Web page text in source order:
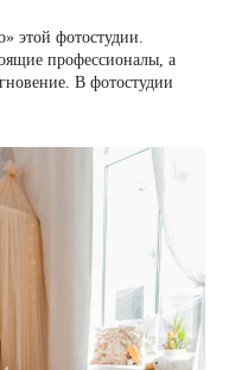
этой фотостудии.
профессионалы, а
В фотостудии